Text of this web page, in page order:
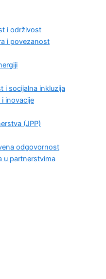
i održivost
i povezanost
i socijalna inkluzija
inovacije
(JPP)
odgovornost
u partnerstvima